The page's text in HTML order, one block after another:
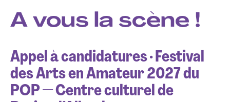
C
e
A vous la scène !
Appel à candidatures · Festival
des Arts en Amateur 2027 du
POP — Centre culturel de